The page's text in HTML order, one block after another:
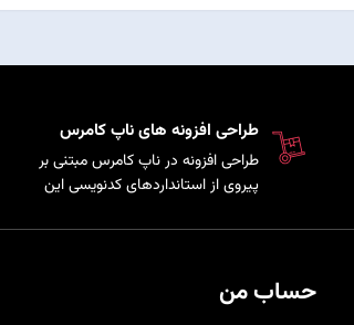
طراحی افزونه های ناپ کامرس
طراحی افزونه در ناپ کامرس مبتنی بر
پیروی از استانداردهای کدنویسی این
و اضافه کردن قابلیت‌های سفارشی را
حساب من